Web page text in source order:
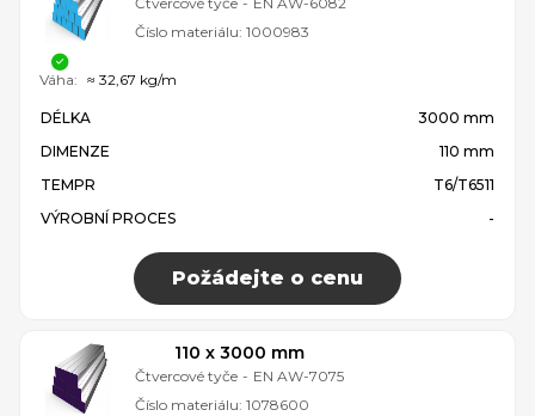
Číslo materiálu: 1000983
DÉLKA
3000 mm
DIMENZE
110 mm
TEMPR
T6/T6511
VÝROBNÍ PROCES
-
Požádejte o cenu
Váha: ≈ 32,67 kg/m
110 x 3000 mm
Čtvercové tyče - EN AW-7075
Číslo materiálu: 1078600